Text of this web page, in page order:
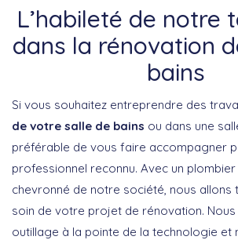
L’habileté de notre
dans la rénovation
bains
Si vous souhaitez entreprendre des
de votre salle de bains ou dans une
préférable de vous faire accompagner
professionnel reconnu. Avec un plombier
chevronné de notre société, nous allons
soin de votre projet de rénovation. Nous
outillage à la pointe de la technologie et